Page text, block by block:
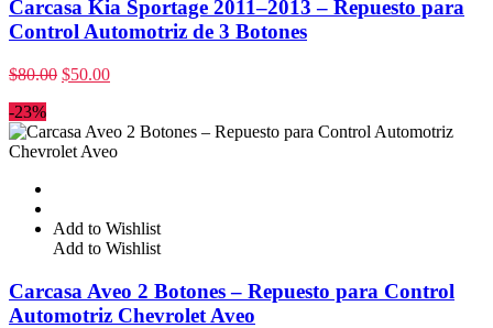
Carcasa Kia Sportage 2011–2013 – Repuesto para
Control Automotriz de 3 Botones
$80.00 $50.00
-23%
Add to Wishlist
Add to Wishlist
Carcasa Aveo 2 Botones – Repuesto para Control
Automotriz Chevrolet Aveo